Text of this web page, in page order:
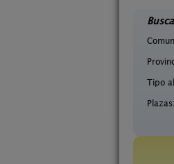
Tipo
Plazas: